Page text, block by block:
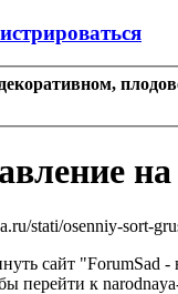
stati/osenniy-sort-
сайт "ForumSad
перейти к